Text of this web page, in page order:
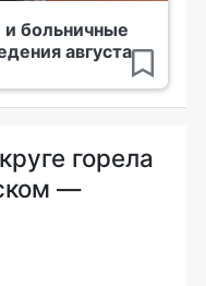
больничные
августа
горела
—